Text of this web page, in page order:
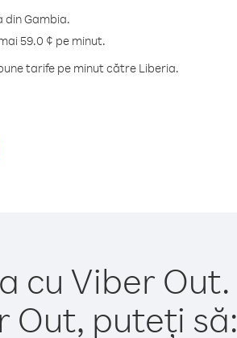
din Gambia.
59.0 ¢ pe minut.
tarife pe minut către Liberia.
cu Viber Out.
Out, puteți să: